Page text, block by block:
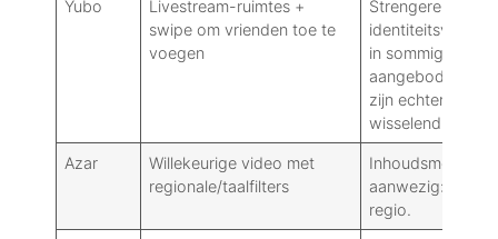
Yubo
Livestream-ruimtes +
swipe om vrienden toe te
voegen
Strengere focus
in sommige
aangeboden; de
zijn echter nog
wisselend.
Azar
Willekeurige video met
regionale/taalfilters
aanwezig:
regio.